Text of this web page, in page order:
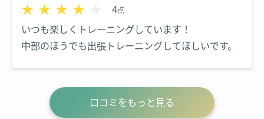
★★★★★
★★★★★ 4点
いつも楽しくトレーニングしています！
中部のほうでも出張トレーニングしてほしいです。
口コミをもっと見る